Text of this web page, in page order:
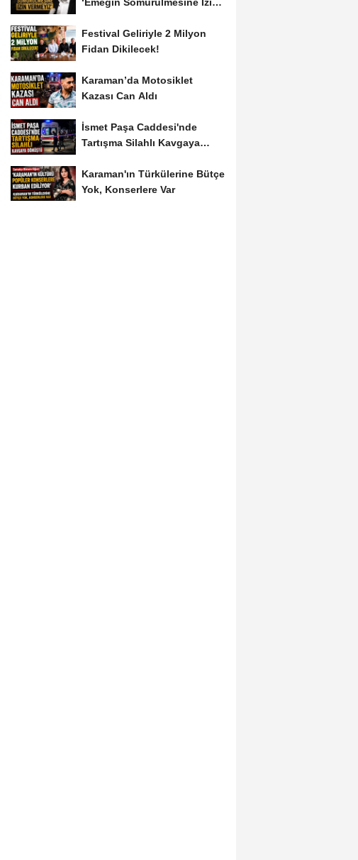
‘Emeğin Sömürülmesine İzin
Festival Geliriyle 2 Milyon
Fidan Dikilecek!
Karaman’da Motosiklet
Kazası Can Aldı
İsmet Paşa Caddesi'nde
Tartışma Silahlı Kavgaya
Karaman'ın Türkülerine Bütçe
Yok, Konserlere Var